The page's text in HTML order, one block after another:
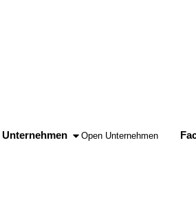
Unternehmen Open Unternehmen